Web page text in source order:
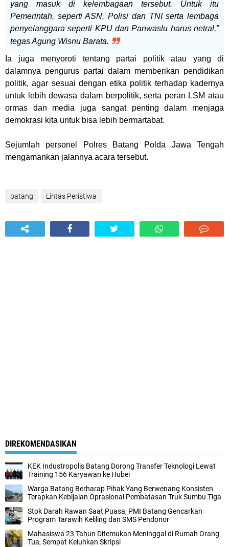
yang masuk di kelembagaan tersebut. Untuk itu
Pemerintah, seperti ASN, Polisi dan TNI serta lembaga
penyelanggara seperti KPU dan Panwaslu harus netral,”
tegas Agung Wisnu Barata.
Ia juga menyoroti tentang partai politik atau yang di
dalamnya pengurus partai dalam memberikan pendidikan
politik, agar sesuai dengan etika politik terhadap kadernya
untuk lebih dewasa dalam berpolitik, serta peran LSM atau
ormas dan media juga sangat penting dalam menjaga
demokrasi kita untuk bisa lebih bermartabat.
Sejumlah personel Polres Batang Polda Jawa Tengah
mengamankan jalannya acara tersebut.
batang Lintas Peristiwa
DIREKOMENDASIKAN
KEK Industropolis Batang Dorong Transfer Teknologi Lewat
Training 156 Karyawan ke Hubei
Warga Batang Berharap Pihak Yang Berwenang Konsisten
Terapkan Kebijalan Oprasional Pembatasan Truk Sumbu Tiga
Stok Darah Rawan Saat Puasa, PMI Batang Gencarkan
Program Tarawih Keliling dan SMS Pendonor
Mahasiswa 23 Tahun Ditemukan Meninggal di Rumah Orang
Tua, Sempat Keluhkan Skripsi